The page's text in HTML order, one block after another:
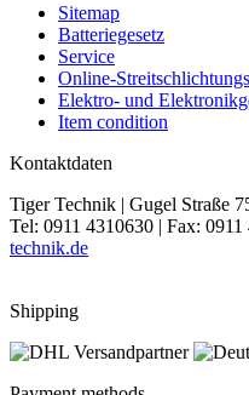
Sitemap
Batteriegesetz
Service
Online-
Elektro- und
Item condition
Kontaktdaten
Tiger Technik | Gugel Straße
Tel: 0911 4310630 | Fax:
technik.de
Shipping